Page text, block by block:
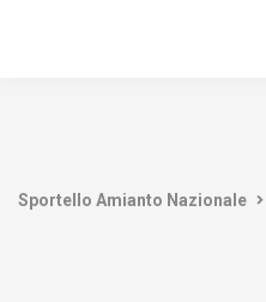
Sportello Amianto Nazionale